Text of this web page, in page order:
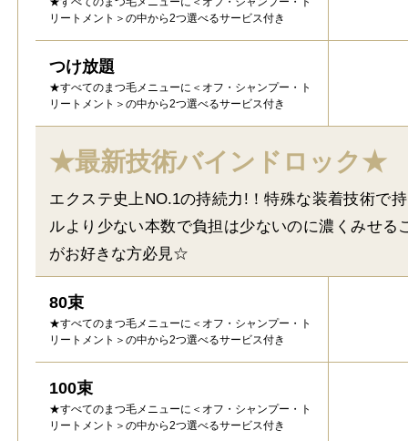
リートメント＞の中から2つ選べるサービス付き
つけ放題
★すべてのまつ毛メニューに＜オフ・シャンプー・ト
リートメント＞の中から2つ選べるサービス付き
★最新技術バインドロック★
エクステ史上NO.1の持続力!！特殊な装着技術で
ルより少ない本数で負担は少ないのに濃くみせる
がお好きな方必見☆
80束
★すべてのまつ毛メニューに＜オフ・シャンプー・ト
リートメント＞の中から2つ選べるサービス付き
100束
★すべてのまつ毛メニューに＜オフ・シャンプー・ト
リートメント＞の中から2つ選べるサービス付き